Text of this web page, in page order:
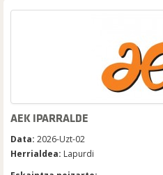
AEK IPARRALDE
Data: 2026-Uzt-02
Herrialdea: Lapurdi